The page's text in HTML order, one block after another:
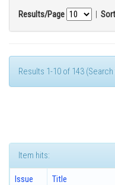
Results/Page |
Results 1-10 of 143
Item hits:
Issue
Title